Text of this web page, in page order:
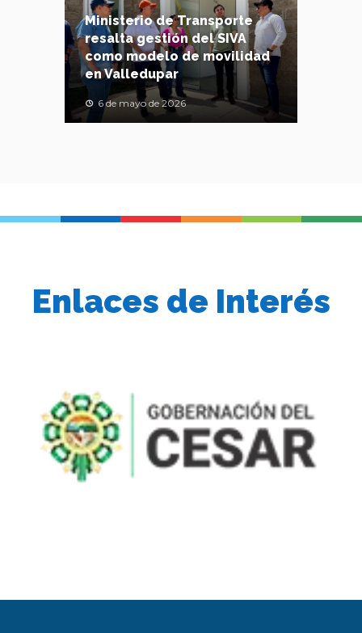
Ministerio de Transporte
resalta gestión del SIVA
como modelo de movilidad
en Valledupar
6 de mayo de 2026
Enlaces de Interés